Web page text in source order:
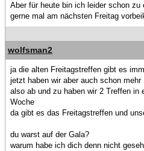
Aber für heute bin ich leider schon
gerne mal am nächsten Freitag
wolfsman2
ja die alten Freitagstreffen gibt es
jetzt haben wir aber auch schon
also ab und zu haben wir 2 Treffen in
Woche
da gibt es das Freitagstreffen und
du warst auf der Gala?
warum habe ich dich denn nicht